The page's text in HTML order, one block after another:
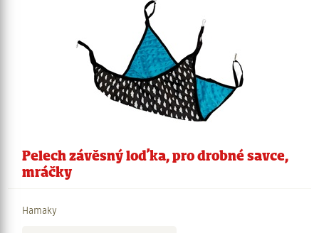
Pelech závěsný loďka, pro drobné savce,
mráčky
Hamaky